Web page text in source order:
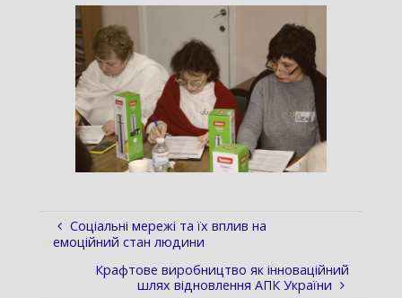
Соціальні мережі та їх вплив на
емоційний стан людини
Крафтове виробництво як інноваційний
шлях відновлення АПК України